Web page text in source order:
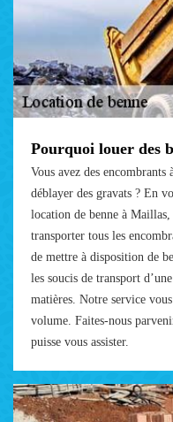
Pourquoi louer des
Vous avez des encombrants
déblayer des gravats ? En
location de benne à
transporter tous les
de mettre à disposition de
les soucis de transport
matières. Notre service
volume. Faites-nous
puisse vous assister.